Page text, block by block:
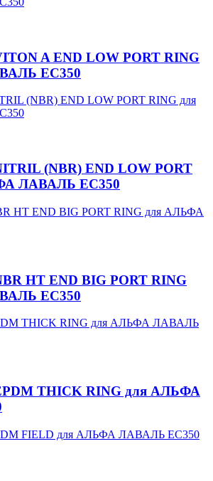
A END LOW PORT RING
EC350
(NBR) END LOW PORT
ЛАВАЛЬ EC350
HT END BIG PORT RING
EC350
THICK RING для АЛЬФА